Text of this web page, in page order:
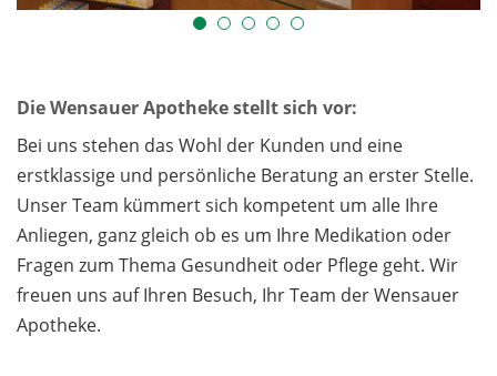
Die Wensauer Apotheke stellt sich vor:
Bei uns stehen das Wohl der Kunden und eine
erstklassige und persönliche Beratung an erster Stelle.
Unser Team kümmert sich kompetent um alle Ihre
Anliegen, ganz gleich ob es um Ihre Medikation oder
Fragen zum Thema Gesundheit oder Pflege geht. Wir
freuen uns auf Ihren Besuch, Ihr Team der Wensauer
Apotheke.